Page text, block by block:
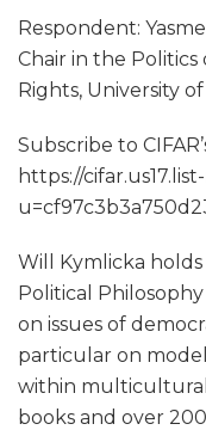
Respondent:
Chair in the
Rights, University
Subscribe to
https://
Will Kymlicka holds
Political Philosophy
on issues of
particular on
within multicultural
books and over